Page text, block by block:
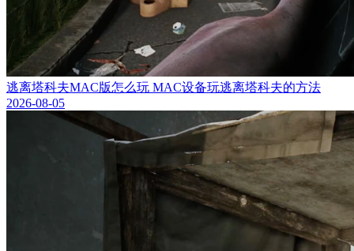
逃离塔科夫MAC版怎么玩 MAC设备玩逃离塔科夫的方法
2026-08-05